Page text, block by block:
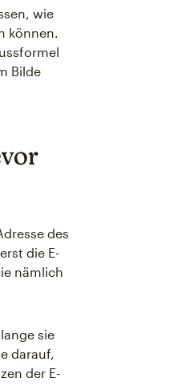
wie
können.
Bilde
des
die E-
nämlich
sie
darauf,
der E-